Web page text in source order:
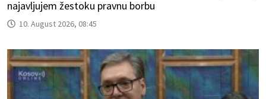
najavljujem žestoku pravnu borbu
10. August 2026, 08:45